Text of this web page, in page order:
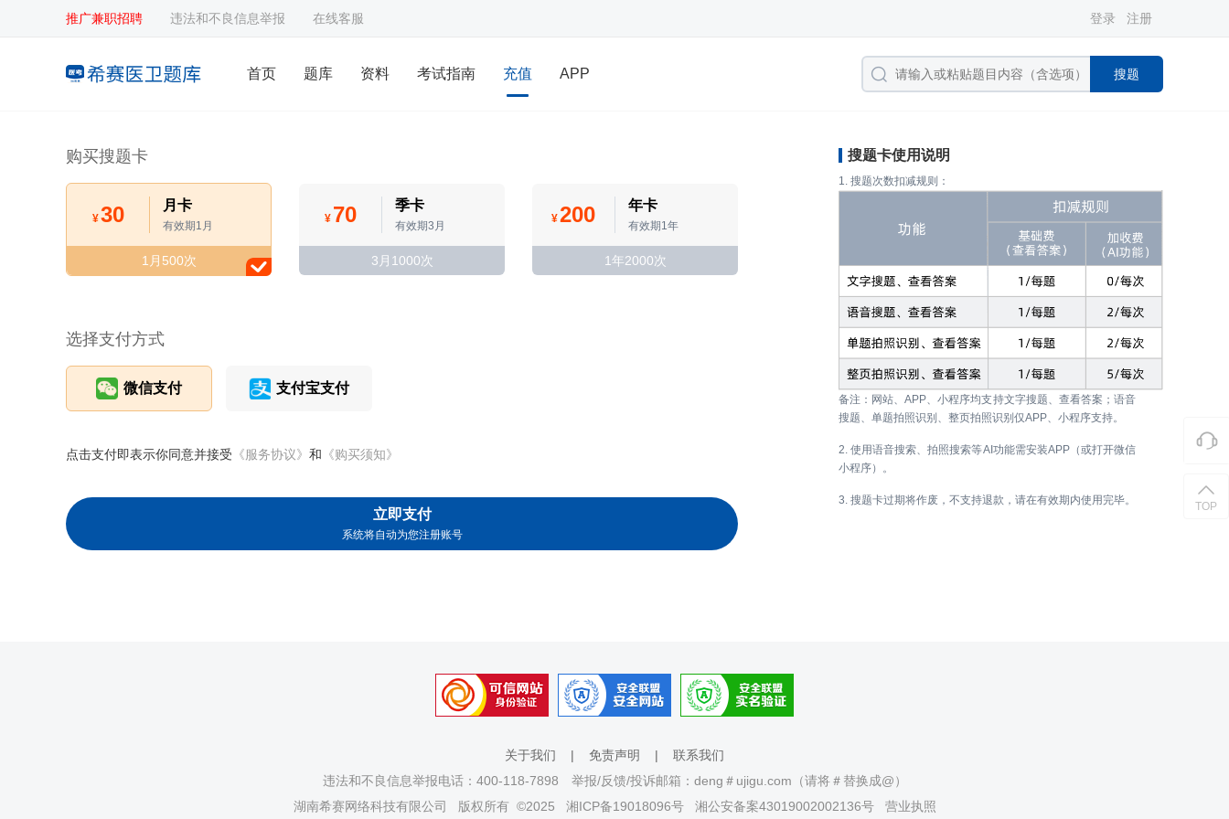
推广兼职招聘 违法和不良信息举报 在线客服 登录 注册
首页 题库 资料 考试指南 充值 APP 搜题
购买搜题卡
¥30 月卡
有效期1月
1月500次
¥ 70 季卡
有效期3月
3月1000次
¥200 年卡
有效期1年
1年2000次
选择支付方式
微信支付 支付宝支付
点击支付即表示你同意并接受 《服务协议》 和 《购买须知》
立即支付
系统将自动为您注册账号
搜题卡使用说明
1. 搜题次数扣减规则：
备注：网站、APP、小程序均支持文字搜题、查看答案；语音
搜题、单题拍照识别、整页拍照识别仅APP、小程序支持。
2. 使用语音搜索、拍照搜索等AI功能需安装APP（或打开微信
小程序）。
3. 搜题卡过期将作废，不支持退款，请在有效期内使用完毕。 TOP
关于我们 | 免责声明 | 联系我们
违法和不良信息举报电话：400-118-7898 举报/反馈/投诉邮箱：deng＃ujigu.com（请将＃替换成@）
湖南希赛网络科技有限公司
版权所有 ©2025 湘ICP备19018096号 湘公安备案43019002002136号 营业执照